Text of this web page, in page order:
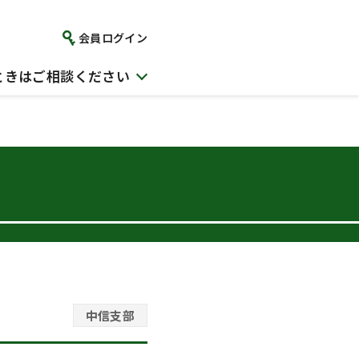
きはご相談ください
会員ログイン
中信支部